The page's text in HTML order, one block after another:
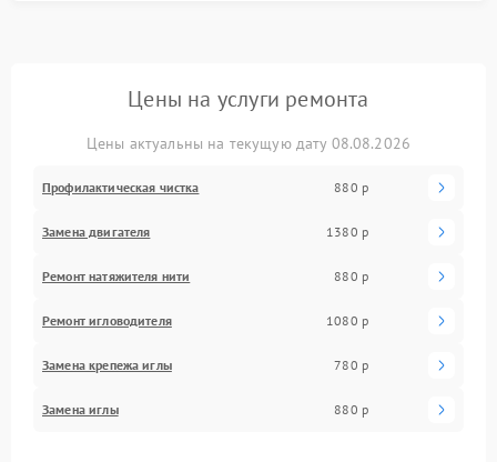
Цены на услуги ремонта
Цены актуальны на текущую дату 08.08.2026
Профилактическая чистка 880 р
Замена двигателя 1380 р
Ремонт натяжителя нити 880 р
Ремонт игловодителя 1080 р
Замена крепежа иглы 780 р
Замена иглы 880 р